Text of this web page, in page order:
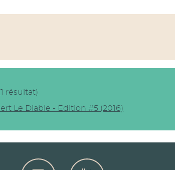
résultat)
Le Diable - Edition #5 (2016)